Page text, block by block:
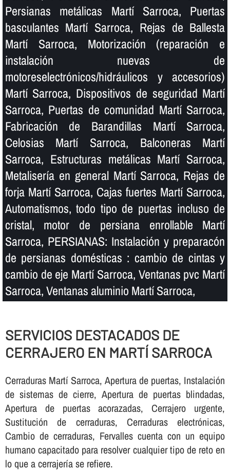
Persianas metálicas Martí Sarroca, Puertas
basculantes Martí Sarroca, Rejas de Ballesta
Martí Sarroca, Motorización (reparación e
instalación nuevas de
motoreselectrónicos/hidráulicos y accesorios)
Martí Sarroca, Dispositivos de seguridad Martí
Sarroca, Puertas de comunidad Martí Sarroca,
Fabricación de Barandillas Martí Sarroca,
Celosias Martí Sarroca, Balconeras Martí
Sarroca, Estructuras metálicas Martí Sarroca,
Metaliserí­a en general Martí Sarroca, Rejas de
forja Martí Sarroca, Cajas fuertes Martí Sarroca,
Automatismos, todo tipo de puertas incluso de
cristal, motor de persiana enrollable Martí
Sarroca, PERSIANAS: Instalación y preparacón
de persianas domésticas : cambio de cintas y
cambio de eje Martí Sarroca, Ventanas pvc Martí
Sarroca, Ventanas aluminio Martí Sarroca,
SERVICIOS DESTACADOS DE
CERRAJERO EN MARTÍ SARROCA
Cerraduras Martí Sarroca, Apertura de puertas, Instalación
de sistemas de cierre, Apertura de puertas blindadas,
Apertura de puertas acorazadas, Cerrajero urgente,
Sustitución de cerraduras, Cerraduras electrónicas,
Cambio de cerraduras, Fervalles cuenta con un equipo
humano capacitado para resolver cualquier tipo de reto en
lo que a cerrajerí­a se refiere.